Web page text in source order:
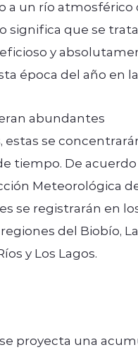
a un río atmosférico
significa que se
y
época del año en
abundantes
estas se
tiempo. De
Meteorológica
se registrarán en
del Biobío, La
y Los Lagos.
proyecta una